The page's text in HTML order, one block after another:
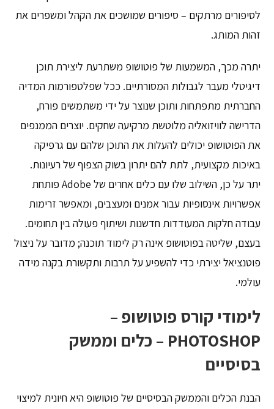
לסיפורים מרתקים – סיפורים שמושכים את הקהל ומשפרים את
זהות המותג.
יתרה מכך, המשמעות של פוטושופ משתרעת ליצירת תוכן
דיגיטלי מעבר לגבולות המסורתיים. ככל שפלטפורמות המדיה
החברתית מתפתחות ותוכן שנוצר על ידי משתמשים פורח,
הדרישה לוויזואליה מלוטשת מרקיעה שחקים. יוצרים הממנפים
את הפוטושופ יכולים להעלות את התוכן שלהם עם גרפיקה
באיכות מקצועית, לתת להם יתרון בשוק הצפוף של רעיונות.
יתר על כן, השילוב שלו עם כלים אחרים של Adobe פותחת
אפשרויות אינסופיות עבור אמנים ומעצבים, ומאפשר זרימות
עבודה חלקות המעודדות חדשנות ושיתוף פעולה בין תחומים.
בעצם, שליטה בפוטושופ אינה רק לימוד תוכנה; מדובר על ניצול
פוטנציאל יצירתי כדי להשפיע על תרבות ותקשורת בקנה מידה
עולמי.
לימודי קורס פוטושופ –
PHOTOSHOP – כלים וממשק
בסיסיים
הבנת הכלים והממשק הבסיסיים של פוטושופ היא חיונית למיצוי